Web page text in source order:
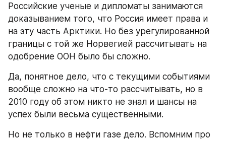
Российские ученые и дипломаты занимаются
доказыванием того, что Россия имеет права и
на эту часть Арктики. Но без урегулированной
границы с той же Норвегией рассчитывать на
одобрение ООН было бы сложно.
Да, понятное дело, что с текущими событиями
вообще сложно на что-то рассчитывать, но в
2010 году об этом никто не знал и шансы на
успех были весьма существенными.
Но не только в нефти газе дело. Вспомним про